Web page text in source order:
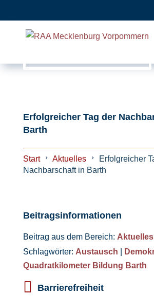
Erfolgreicher Tag der
Barth
Start Aktuelles
Erfolgreicher
Nachbarschaft in Barth
Beitragsinformationen
Beitrag aus dem Bereich: Aktuelles
Schlagwörter: Austausch
Quadratkilometer Bildung Barth
 Barrierefreiheit